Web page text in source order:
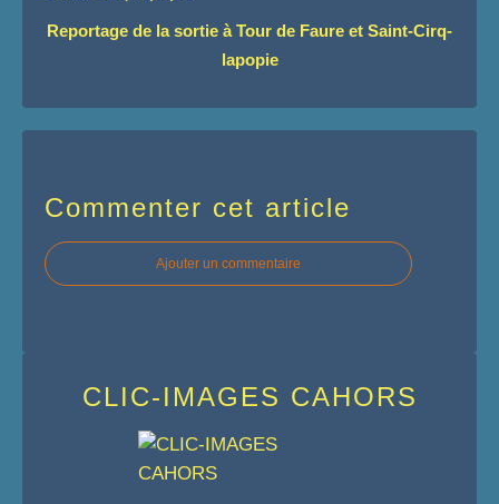
Reportage de la sortie à Tour de Faure et Saint-Cirq-
lapopie
Commenter cet article
Ajouter un commentaire
CLIC-IMAGES CAHORS